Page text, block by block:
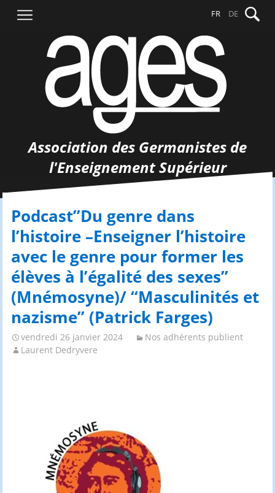
contenu
FR DE
Association des Germanistes de
l'Enseignement Supérieur
Podcast”Du genre dans
l’histoire –Enseigner l’histoire
avec le genre pour former les
élèves à l’égalité des sexes”
(Mnémosyne)/ “Masculinités et
nazisme” (Patrick Farges)
vendredi 26 janvier 2024
Nos adhérents publient
Laurent Dedryvere